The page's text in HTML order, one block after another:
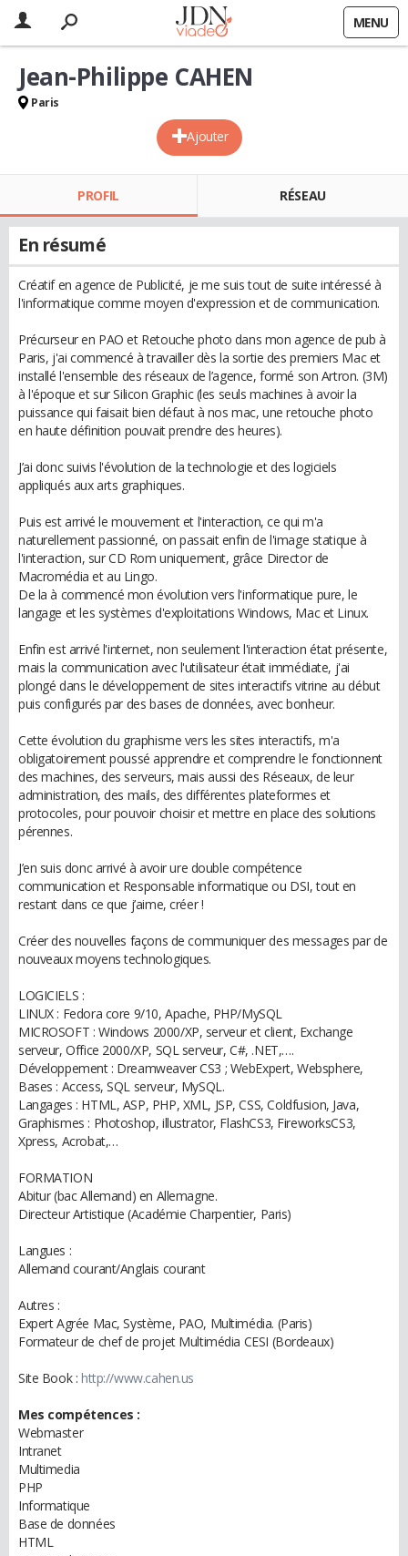
MENU
Ajouter
Jean-Philippe CAHEN
Paris
PROFIL RÉSEAU
En résumé
Créatif en agence de Publicité, je me suis tout de suite intéressé à
l'informatique comme moyen d'expression et de communication.
Précurseur en PAO et Retouche photo dans mon agence de pub à
Paris, j'ai commencé à travailler dès la sortie des premiers Mac et
installé l'ensemble des réseaux de l’agence, formé son Artron. (3M)
à l'époque et sur Silicon Graphic (les seuls machines à avoir la
puissance qui faisait bien défaut à nos mac, une retouche photo
en haute définition pouvait prendre des heures).
J’ai donc suivis l'évolution de la technologie et des logiciels
appliqués aux arts graphiques.
Puis est arrivé le mouvement et l'interaction, ce qui m'a
naturellement passionné, on passait enfin de l'image statique à
l'interaction, sur CD Rom uniquement, grâce Director de
Macromédia et au Lingo.
De la à commencé mon évolution vers l'informatique pure, le
langage et les systèmes d'exploitations Windows, Mac et Linux.
Enfin est arrivé l'internet, non seulement l'interaction état présente,
mais la communication avec l'utilisateur était immédiate, j'ai
plongé dans le développement de sites interactifs vitrine au début
puis configurés par des bases de données, avec bonheur.
Cette évolution du graphisme vers les sites interactifs, m'a
obligatoirement poussé apprendre et comprendre le fonctionnent
des machines, des serveurs, mais aussi des Réseaux, de leur
administration, des mails, des différentes plateformes et
protocoles, pour pouvoir choisir et mettre en place des solutions
pérennes.
J’en suis donc arrivé à avoir ure double compétence
communication et Responsable informatique ou DSI, tout en
restant dans ce que j’aime, créer !
Créer des nouvelles façons de communiquer des messages par de
nouveaux moyens technologiques.
LOGICIELS :
LINUX : Fedora core 9/10, Apache, PHP/MySQL
MICROSOFT : Windows 2000/XP, serveur et client, Exchange
serveur, Office 2000/XP, SQL serveur, C#, .NET,….
Développement : Dreamweaver CS3 ; WebExpert, Websphere,
Bases : Access, SQL serveur, MySQL.
Langages : HTML, ASP, PHP, XML, JSP, CSS, Coldfusion, Java,
Graphismes : Photoshop, illustrator, FlashCS3, FireworksCS3,
Xpress, Acrobat,…
FORMATION
Abitur (bac Allemand) en Allemagne.
Directeur Artistique (Académie Charpentier, Paris)
Langues :
Allemand courant/Anglais courant
Autres :
Expert Agrée Mac, Système, PAO, Multimédia. (Paris)
Formateur de chef de projet Multimédia CESI (Bordeaux)
Site Book : http://www.cahen.us
Mes compétences :
Webmaster
Intranet
Multimedia
PHP
Informatique
Base de données
HTML